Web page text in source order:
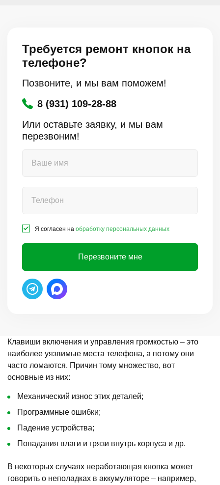
Требуется ремонт кнопок на
телефоне?
Позвоните, и мы вам поможем!
8 (931) 109-28-88
Или оставьте заявку, и мы вам
перезвоним!
Я согласен на обработку персональных данных
Перезвоните мне
Клавиши включения и управления громкостью – это
наиболее уязвимые места телефона, а потому они
часто ломаются. Причин тому множество, вот
основные из них:
Механический износ этих деталей;
Программные ошибки;
Падение устройства;
Попадания влаги и грязи внутрь корпуса и др.
В некоторых случаях неработающая кнопка может
говорить о неполадках в аккумуляторе – например,